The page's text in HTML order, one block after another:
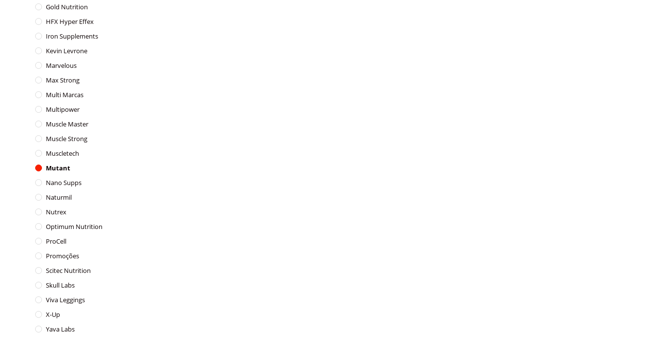
Gold Nutrition
HFX Hyper Effex
Iron Supplements
Kevin Levrone
Marvelous
Max Strong
Multi Marcas
Multipower
Muscle Master
Muscle Strong
Muscletech
Mutant
Nano Supps
Naturmil
Nutrex
Optimum Nutrition
ProCell
Promoções
Scitec Nutrition
Skull Labs
Viva Leggings
X-Up
Yava Labs